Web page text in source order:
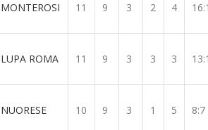
MONTEROSI 11 9 3 2 4
LUPA ROMA 11 9 3 3 3
NUORESE 10 9 3 1 5 8:7